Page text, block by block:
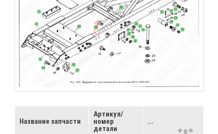
Название запчасти
Артикул/
номер
детали
...